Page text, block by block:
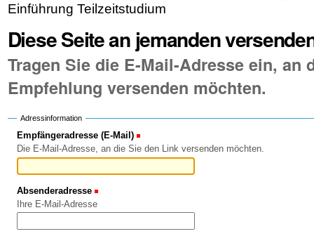
Einführung Teilzeitstudium
Diese Seite an jemanden
Tragen Sie die E-Mail-Adresse ein, an
Empfehlung versenden möchten.
Adressinformation
Empfängeradresse (E-Mail)
Die E-Mail-Adresse, an die Sie den Link versenden möchten.
Absenderadresse
Ihre E-Mail-Adresse